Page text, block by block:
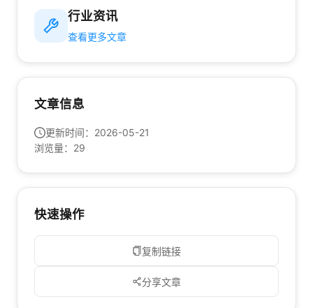
行业资讯
查看更多文章
文章信息
更新时间： 2026-05-21
浏览量： 29
快速操作
复制链接
分享文章